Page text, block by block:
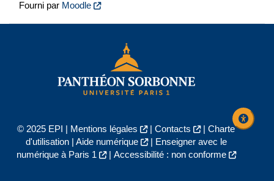
Fourni par Moodle
© 2025 EPI | Mentions légales | Contacts | Charte
d'utilisation| Aide numérique |
Enseigner avec le
numérique à Paris 1
| Accessibilité : non conforme